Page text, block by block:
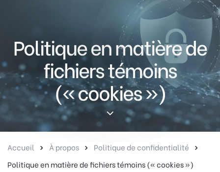
Politique en matière de
fichiers témoins
(« cookies »)
Accueil À propos
Politique de confidentialité
Politique en matière de fichiers témoins (« cookies »)